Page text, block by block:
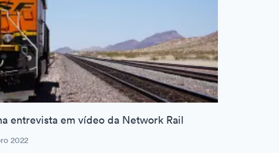
entrevista em vídeo da Network Rail
2022